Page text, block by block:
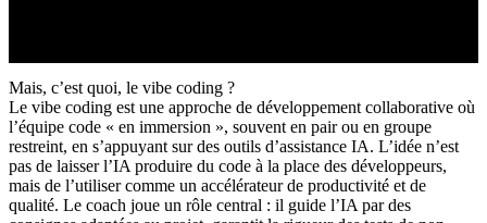
Mais, c’est quoi, le vibe coding ?
Le vibe coding est une approche de développement collaborative où
l’équipe code « en immersion », souvent en pair ou en groupe
restreint, en s’appuyant sur des outils d’assistance IA. L’idée n’est
pas de laisser l’IA produire du code à la place des développeurs,
mais de l’utiliser comme un accélérateur de productivité et de
qualité. Le coach joue un rôle central : il guide l’IA par des